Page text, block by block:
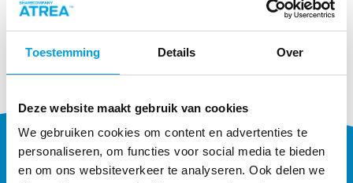
Toestemming Details Over
Deze website maakt gebruik van cookies
We gebruiken cookies om content en advertenties te
personaliseren, om functies voor social media te bieden
en om ons websiteverkeer te analyseren. Ook delen we
steeds meer maatregelen te nemen voor fysieke
informatiebeveiliging. Informatiebeveiliging volgens de
ISO 27001 normering Doordat de kenniseconomie in de